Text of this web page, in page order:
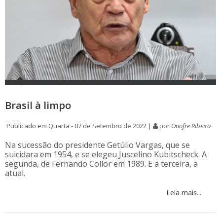
Brasil à limpo
Publicado em Quarta - 07 de Setembro de 2022 | por Onofre Ribeiro
Na sucessão do presidente Getúlio Vargas, que se
suicidara em 1954, e se elegeu Juscelino Kubitscheck. A
segunda, de Fernando Collor em 1989. E a terceira, a
atual.
Leia mais...